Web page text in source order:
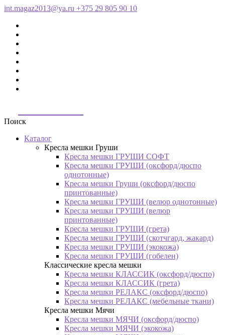
int.magaz2013@ya.ru +375 29 805 90 10
Поиск
Каталог
Кресла мешки Груши
Кресла мешки ГРУШИ СОФТ
Кресла мешки ГРУШИ (оксфорд/дюспо
однотонные)
Кресла мешки Груши (оксфорд/дюспо
принтованные)
Кресла мешки ГРУШИ (велюр однотонные)
Кресла мешки ГРУШИ (велюр
принтованные)
Кресла мешки ГРУШИ (грета)
Кресла мешки ГРУШИ (скотчгард, жакард)
Кресла мешки ГРУШИ (экокожа)
Кресла мешки ГРУШИ (гобелен)
Классические кресла мешки
Кресла мешки КЛАССИК (оксфорд/дюспо)
Кресла мешки КЛАССИК (грета)
Креслa мешки РЕЛАКС (оксфорд/дюспо)
Креслa мешки РЕЛАКС (мебельные ткани)
Кресла мешки Мячи
Кресла мешки МЯЧИ (оксфорд/дюспо)
Кресла мешки МЯЧИ (экокожа)